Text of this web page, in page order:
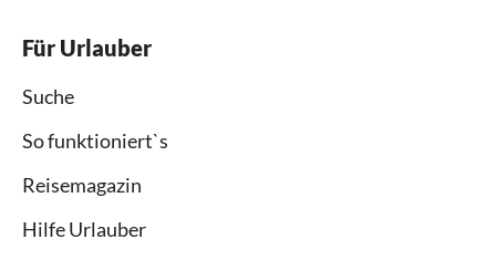
Für Urlauber
Suche
So funktioniert`s
Reisemagazin
Hilfe Urlauber